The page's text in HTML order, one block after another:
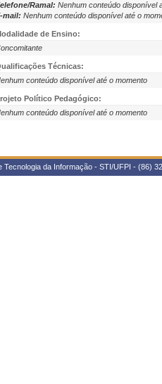
Ramal: Nenhum conteúdo disponível
mail: Nenhum conteúdo disponível até o
de Ensino:
Técnicas:
conteúdo disponível até o momento
Político Pedagógico:
conteúdo disponível até o momento
Tecnologia da Informação - STI/UFPI - (86)